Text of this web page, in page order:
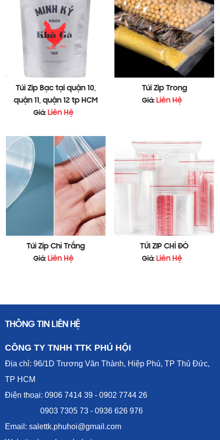
3. Cách Chọn Túi Zip Khóa Kéo Đựng
3.1. Kích Thước Phù Hợp
Chọn túi có kích thước phù hợp với
số lượng và loại quần áo.
Có các kích cỡ phổ biến: nhỏ
(20x30cm), trung bình (30x40cm), lớn
(50x70cm).
3.2. Chất Liệu An Toàn
Nên chọn túi làm từ nhựa nguyên
sinh, không chứa BPA, an toàn cho
sức khỏe.
hỏng sau nhiều lần sử dụng.
Túi Zip Bạc tại quận 10,
quận 11, quận 12 tp HCM
Giá: Liên Hệ
Túi Zip Trong
Giá: Liên Hệ
Túi Zip Chỉ Trắng
Giá: Liên Hệ
TÚI ZIP CHỈ ĐỎ
Giá: Liên Hệ
THÔNG TIN LIÊN HỆ
CÔNG TY TNHH TTK PHÚ HỘI
Địa chỉ: 96/1D Trương Văn Thành, Hiệp Phú, TP Thủ Đức,
TP HCM
Điện thoại: 0906 7414 39 - 0902 7744 26
0903 7305 73 - 0936 626 976
Email: salettk.phuhoi@gmail.com